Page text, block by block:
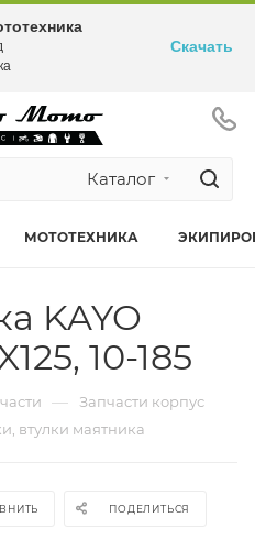
Каталог
МОТОТЕХНИКА
KAYO
10-185
— Запчасти корпус
втулки маятника
ПОДЕЛИТЬСЯ
Скачать